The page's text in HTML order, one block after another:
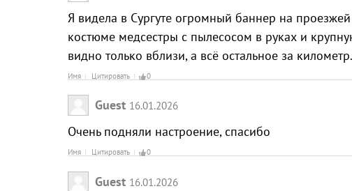
Я видела в Сургуте огромный баннер на
костюме медсестры с пылесосом в руках и
видно только вблизи, а всё остальное за
Имя Цитировать 0
Guest 16.01.2026
Очень подняли настроение, спасибо
Имя Цитировать 0
Guest 16.01.2026